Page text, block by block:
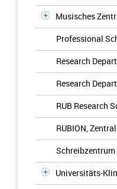
Musisches
Professional
Research
Research
RUB Research
RUBION,
Universitäts-